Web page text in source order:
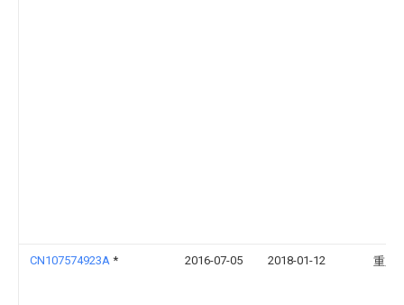
CN107574923A * 2016-07-05 2018-01-12 重庆